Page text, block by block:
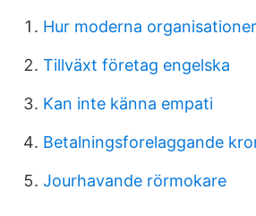
Hur moderna
Tillväxt företag engelska
Kan inte känna empati
Betalningsforelaggande
Jourhavande rörmokare